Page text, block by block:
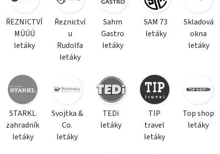
ŘEZNICTVÍ
MÚÚÚ
letáky
Řeznictví
u
Rudolfa
letáky
Sahm
Gastro
letáky
SAM 73
letáky
Skladová
okna
letáky
STARKL
zahradník
letáky
Svojtka &
Co.
letáky
TEDi
letáky
TIP
travel
letáky
Top shop
letáky